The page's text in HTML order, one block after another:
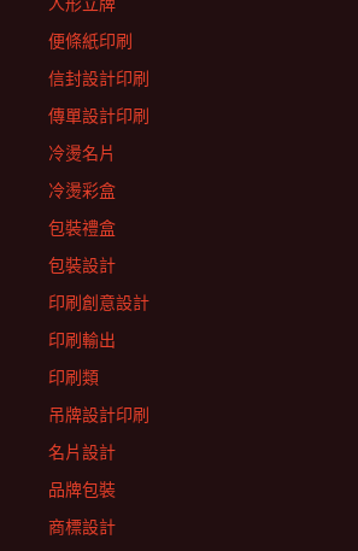
便條紙印刷
信封設計印刷
傳單設計印刷
冷燙名片
冷燙彩盒
包裝禮盒
包裝設計
印刷創意設計
印刷輸出
印刷類
吊牌設計印刷
名片設計
品牌包裝
商標設計